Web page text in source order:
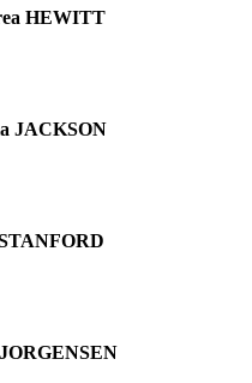
HEWITT
JACKSON